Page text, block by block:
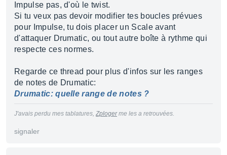
Impulse pas, d'où le twist.
Si tu veux pas devoir modifier tes boucles prévues
pour Impulse, tu dois placer un Scale avant
d'attaquer Drumatic, ou tout autre boîte à rythme qui
respecte ces normes.
Regarde ce thread pour plus d'infos sur les ranges
de notes de Drumatic:
Drumatic: quelle range de notes ?
J'avais perdu mes tablatures, Zplogerme les a retrouvées.
signaler